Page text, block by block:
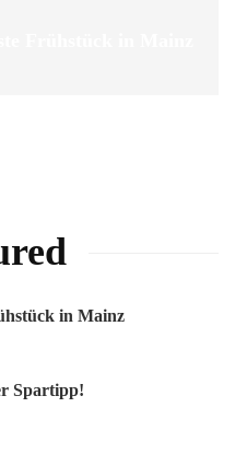
in Mainz
Spartipp!